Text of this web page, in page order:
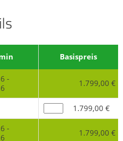
Basispreis
-
1.799,00 €
1.799,00 €
-
1.799,00 €